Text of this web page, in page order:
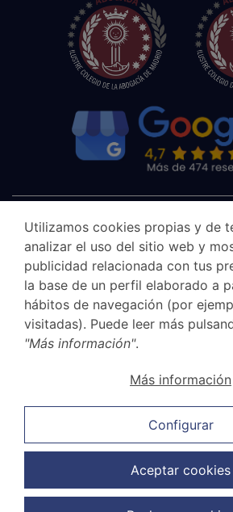
Política de privacidad
Política de protección de datos
Utilizamos cookies propias y de
analizar el uso del sitio web y
publicidad relacionada con tus
la base de un perfil elaborado a
hábitos de navegación (por
visitadas). Puede leer más
"Más información".
Más información
Configurar
Aceptar cookies